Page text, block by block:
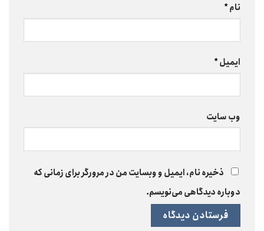
نام*
ایمیل*
وب‌ سایت
ذخیره نام، ایمیل و وبسایت من در مرورگر برای زمانی که
دوباره دیدگاهی می‌نویسم.